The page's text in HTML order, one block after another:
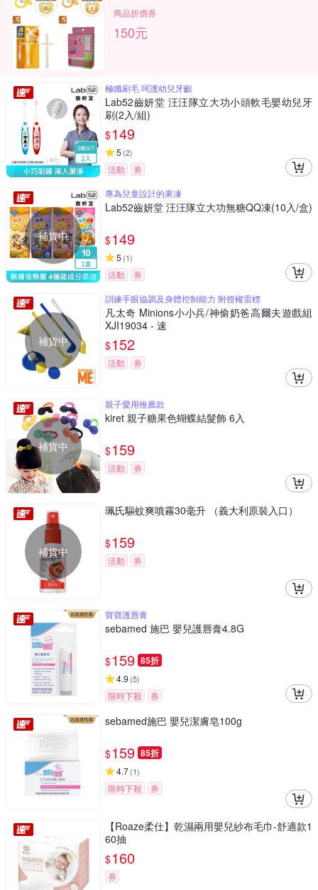
商品折價券
150元
極纖刷毛 呵護幼兒牙齦
Lab52齒妍堂 汪汪隊立大功小頭軟毛嬰幼兒牙
刷(2入/組)
$149
5 (2)
活動 券
補貨中
專為兒童設計的果凍
Lab52齒妍堂 汪汪隊立大功無糖QQ凍(10入/盒)
$149
5 (1)
活動 券
補貨中
訓練手眼協調及身體控制能力 附授權雷標
凡太奇 Minions小小兵/神偷奶爸高爾夫遊戲組
XJI19034 - 速
$152
活動 券
補貨中
親子愛用推薦款
kiret 親子糖果色蝴蝶結髮飾 6入
$159
活動 券
補貨中
珮氏驅蚊爽噴霧30毫升 （義大利原裝入口）
$159
活動 券
寶寶護唇膏
sebamed 施巴 嬰兒護唇膏4.8G
$159 85折
4.9 (5)
限時下殺 券
sebamed施巴 嬰兒潔膚皂100g
$159 85折
4.7(1)
限時下殺 券
【Roaze柔仕】乾濕兩用嬰兒紗布毛巾-舒適款1
60抽
$160
券